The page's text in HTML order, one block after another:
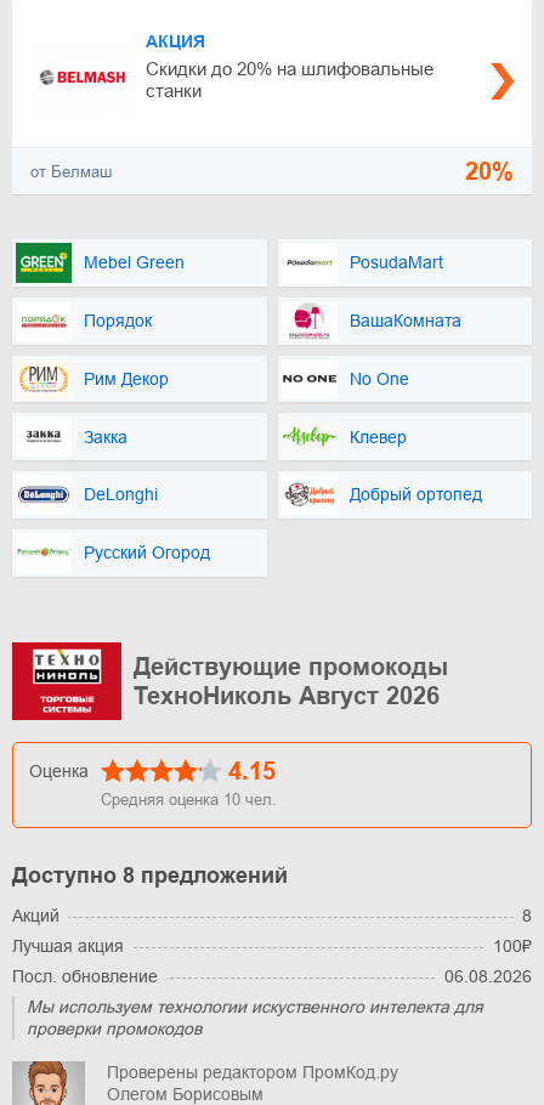
АКЦИЯ
Скидки до 20% на шлифовальные
станки
от Белмаш 20%
Mebel Green PosudaMart
Порядок ВашаКомната
Рим Декор No One
Закка Клевер
DeLonghi Добрый ортопед
Русский Огород
Действующие промокоды
ТехноНиколь Август 2026
Оценка 4.15
Средняя оценка 10 чел.
Доступно 8 предложений
Акций
8
Лучшая акция
100₽
Посл. обновление
06.08.2026
Мы используем технологии искуственного интелекта для
проверки промокодов
Проверены редактором ПромКод.ру
Олегом Борисовым